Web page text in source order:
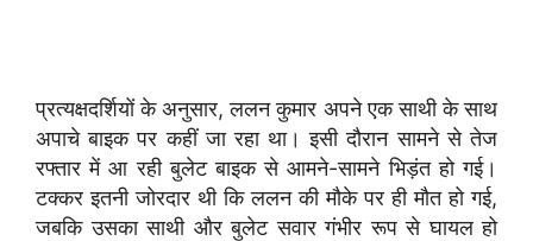
प्रत्यक्षदर्शियों के अनुसार, ललन कुमार अपने एक साथी के साथ
अपाचे बाइक पर कहीं जा रहा था। इसी दौरान सामने से तेज
रफ्तार में आ रही बुलेट बाइक से आमने-सामने भिड़ंत हो गई।
टक्कर इतनी जोरदार थी कि ललन की मौके पर ही मौत हो गई,
जबकि उसका साथी और बुलेट सवार गंभीर रूप से घायल हो